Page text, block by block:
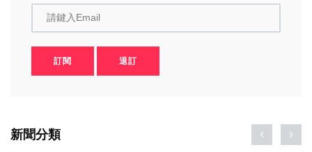
請鍵入Email
訂閱 退訂
新聞分類